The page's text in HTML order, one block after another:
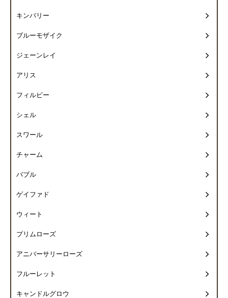
キンバリー
ブルーモザイク
ジェーンレイ
アリス
フィルビー
シェル
スワール
チャーム
バブル
ゲイファド
ウィート
プリムローズ
アニバーサリーローズ
フルーレット
キャンドルグロウ